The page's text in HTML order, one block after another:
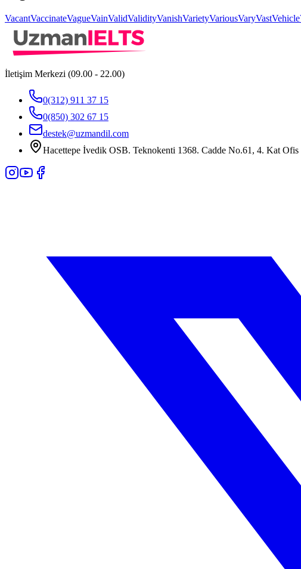
VacantVaccinateVagueVainValidValidityVanishVarietyVariousVaryVastVehicle
İletişim Merkezi (09.00 - 22.00)
0(312) 911 37 15
0(850) 302 67 15
destek@uzmandil.com
Hacettepe İvedik OSB. Teknokenti 1368. Cadde No.61, 4. Kat